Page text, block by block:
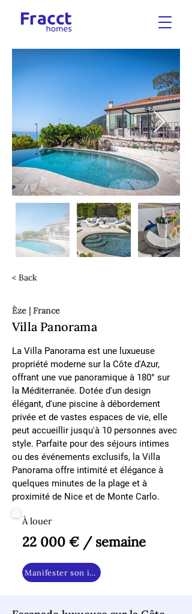
< Back
Èze | France
Villa Panorama
La Villa Panorama est une luxueuse
propriété moderne sur la Côte d'Azur,
offrant une vue panoramique à 180° sur
la Méditerranée. Dotée d'un design
élégant, d'une piscine à débordement
privée et de vastes espaces de vie, elle
peut accueillir jusqu'à 10 personnes avec
style. Parfaite pour des séjours intimes
ou des événements exclusifs, la Villa
Panorama offre intimité et élégance à
quelques minutes de la plage et à
proximité de Nice et de Monte Carlo.
À louer
22 000 € / semaine
Manifester son intérêt